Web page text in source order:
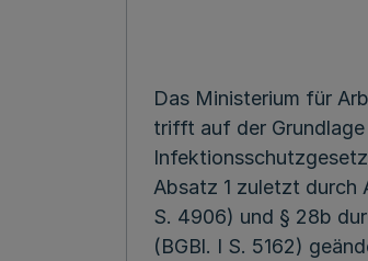
Das Ministerium für
trifft auf der
Absatz 1 zuletzt durch
S. 4906) und § 28b
(BGBl. I S. 5162)